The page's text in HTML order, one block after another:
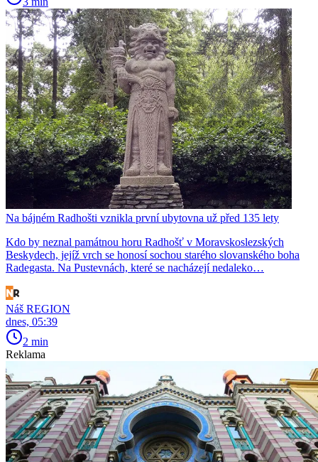
Na bájném Radhošti vznikla první ubytovna už před 135 lety
Kdo by neznal památnou horu Radhošť v Moravskoslezských
Beskydech, jejíž vrch se honosí sochou starého slovanského boha
Radegasta. Na Pustevnách, které se nacházejí nedaleko…
Náš REGION
dnes, 05:39
2 min
Reklama